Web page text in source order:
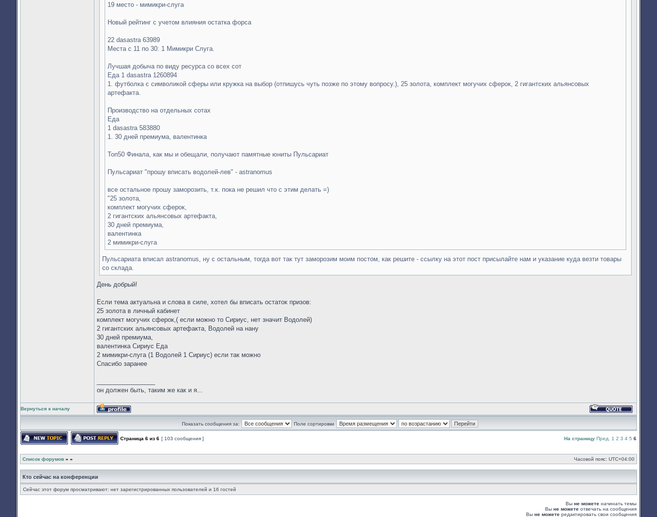
19 место - мимикри-слуга
Новый рейтинг с учетом влияния остатка форса
22 dasastra 63989
Места с 11 по 30: 1 Мимикри Слуга.
Лучшая добыча по виду ресурса со всех сот
Еда 1 dasastra 1260894
1. футболка с символикой сферы или кружка на выбор (отпишусь чуть позже по этому вопросу.), 25 золота, комплект могучих сферок, 2 гигантских альянсовых
артефакта.
Производство на отдельных сотах
Еда
1 dasastra 583880
1. 30 дней премиума, валентинка
Топ50 Финала, как мы и обещали, получают памятные юниты Пульсариат
Пульсариат "прошу вписать водолей-лев" - astranomus
все остальное прошу заморозить, т.к. пока не решил что с этим делать =)
"25 золота,
комплект могучих сферок,
2 гигантских альянсовых артефакта,
30 дней премиума,
валентинка
2 мимикри-слуга
Пульсариата вписал astranomus, ну с остальным, тогда вот так тут заморозим моим постом, как решите - ссылку на этот пост присылайте нам и указание куда везти товары
со склада.
День добрый!
Если тема актуальна и слова в силе, хотел бы вписать остаток призов:
25 золота в личный кабинет
комплект могучих сферок,( если можно то Сириус, нет значит Водолей)
2 гигантских альянсовых артефакта, Водолей на нану
30 дней премиума,
валентинка Сириус Еда
2 мимикри-слуга (1 Водолей 1 Сириус) если так можно
Спасибо заранее
он должен быть, таким же как и я...
Вернуться к началу
Профиль
Ответить
Показать сообщения за: Поле сортировки
Страница 6 из 6 [ 103 сообщения ] На страницу Пред. 1 2 3 4 5 6
Список форумов » » Часовой пояс: UTC+04:00
Кто сейчас на конференции
Сейчас этот форум просматривают: нет зарегистрированных пользователей и 16 гостей
Вы не можете начинать темы
Вы не можете отвечать на сообщения
Вы не можете редактировать свои сообщения